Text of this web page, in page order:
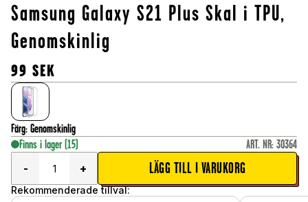
Samsung Galaxy S21 Plus Skal i TPU,
Genomskinlig
99 SEK
Färg: Genomskinlig
Finns i lager (15) ART. NR: 30364
-
+ LÄGG TILL I VARUKORG
Rekommenderade tillval: